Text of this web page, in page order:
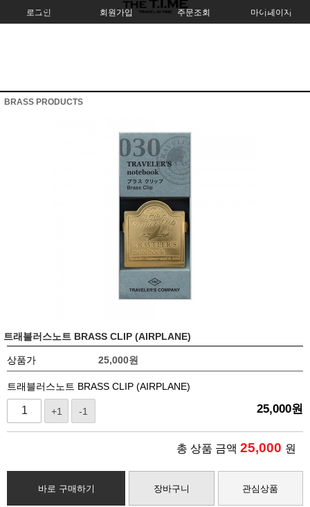
로그인 회원가입 주문조회 마이페이지
BRASS PRODUCTS
트래블러스노트 BRASS CLIP (AIRPLANE)
상품가 25,000원
트래블러스노트 BRASS CLIP (AIRPLANE)
+1 -1 25,000원
총 상품 금액 25,000 원
바로 구매하기 장바구니 관심상품